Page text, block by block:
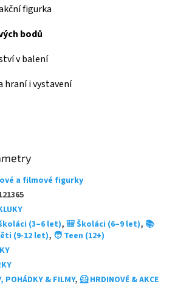
figurka
bodů
v balení
hraní i vystavení
a filmové figurky
(3–6 let), 🎒 Školáci (6–9 let), 📚
(9-12 let), 🧑 Teen (12+)
POHÁDKY & FILMY, 🦸 HRDINOVÉ & AKCE